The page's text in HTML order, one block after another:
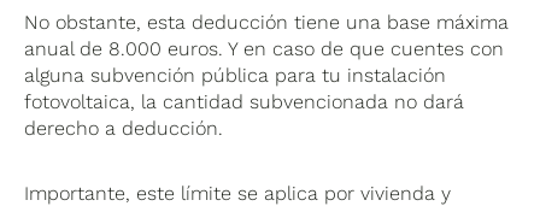
No obstante, esta deducción tiene una base máxima
anual de 8.000 euros. Y en caso de que cuentes con
alguna subvención pública para tu instalación
fotovoltaica, la cantidad subvencionada no dará
derecho a deducción.
Importante, este límite se aplica por vivienda y